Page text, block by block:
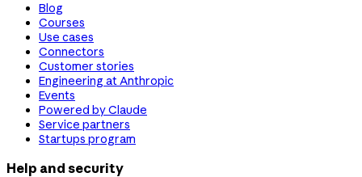
Blog
Courses
Use cases
Connectors
Customer stories
Engineering at Anthropic
Events
Powered by Claude
Service partners
Startups program
Help and security